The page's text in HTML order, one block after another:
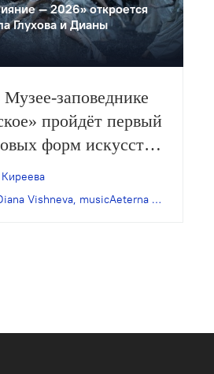
— 2026» откроется
Глухова и Дианы
заповеднике
пройдёт первый
форм искусств
его программе –
Павла
Киреева
Vishneva, musicAeterna Dance